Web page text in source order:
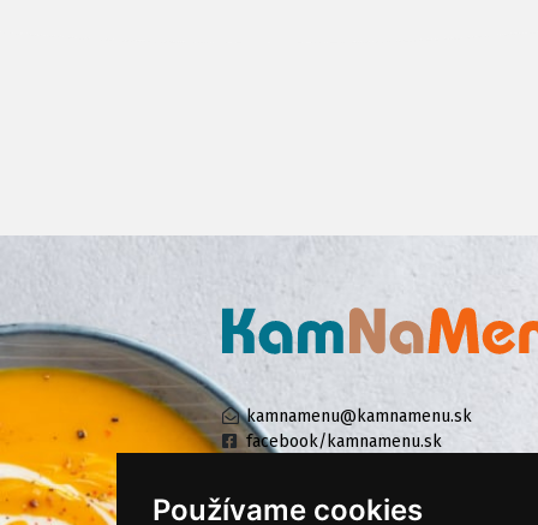
Používame cookies
kamnamenu@kamnamenu.sk
facebook/kamnamenu.sk